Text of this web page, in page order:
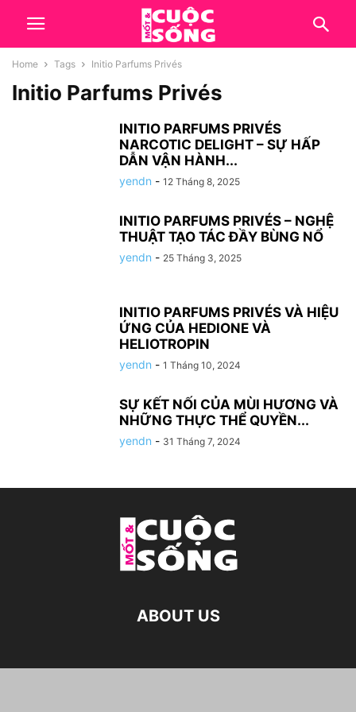
Home Tags Initio Parfums Privés
Initio Parfums Privés
INITIO PARFUMS PRIVÉS
NARCOTIC DELIGHT – SỰ HẤP
DẪN VẬN HÀNH...
yendn - 12 Tháng 8, 2025
INITIO PARFUMS PRIVÉS – NGHỆ
THUẬT TẠO TÁC ĐẦY BÙNG NỔ
yendn - 25 Tháng 3, 2025
INITIO PARFUMS PRIVÉS VÀ HIỆU
ỨNG CỦA HEDIONE VÀ
HELIOTROPIN
yendn - 1 Tháng 10, 2024
SỰ KẾT NỐI CỦA MÙI HƯƠNG VÀ
NHỮNG THỰC THỂ QUYỀN...
yendn - 31 Tháng 7, 2024
ABOUT US